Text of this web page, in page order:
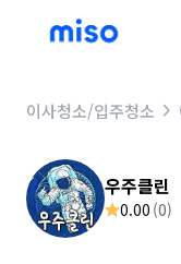
이사청소/입주청소
우주클린
0.00 (0)